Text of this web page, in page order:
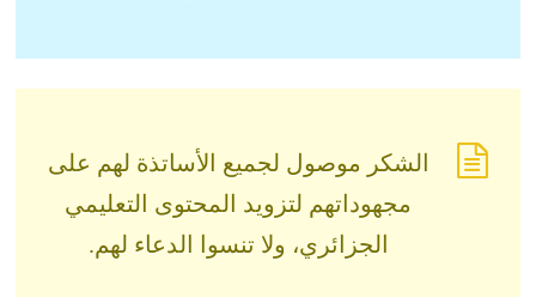
الشكر موصول لجميع الأساتذة لهم على
مجهوداتهم لتزويد المحتوى التعليمي
الجزائري، ولا تنسوا الدعاء لهم.